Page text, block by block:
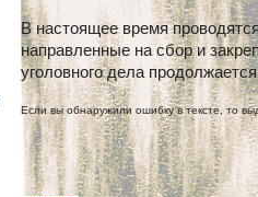
В настоящее время
направленные на сбор и
уголовного дела
Если вы обнаружили ошибку в тексте, то